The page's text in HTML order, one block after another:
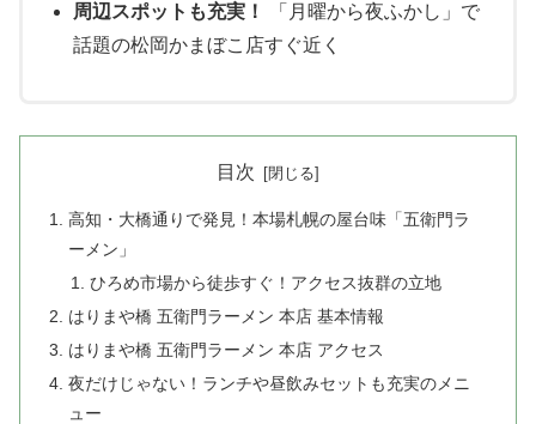
周辺スポットも充実！
「月曜から夜ふかし」で
話題の松岡かまぼこ店すぐ近く
目次
高知・大橋通りで発見！本場札幌の屋台味「五衛門ラ
ーメン」
ひろめ市場から徒歩すぐ！アクセス抜群の立地
はりまや橋 五衛門ラーメン 本店 基本情報
はりまや橋 五衛門ラーメン 本店 アクセス
夜だけじゃない！ランチや昼飲みセットも充実のメニ
ュー